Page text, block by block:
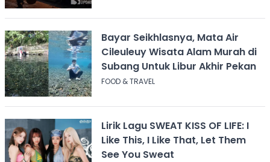
Bayar Seikhlasnya, Mata Air
Cileuleuy Wisata Alam Murah di
Subang Untuk Libur Akhir Pekan
FOOD & TRAVEL
Lirik Lagu SWEAT KISS OF LIFE: I
Like This, I Like That, Let Them
See You Sweat